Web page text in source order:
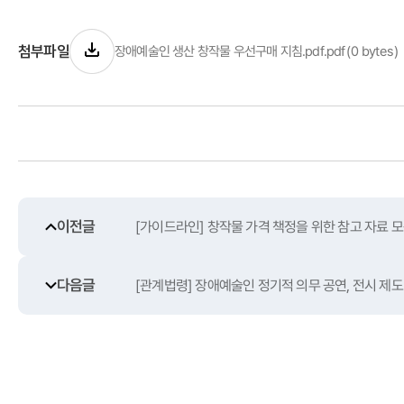
첨부파일 장애예술인 생산 창작물 우선구매 지침.pdf.pdf(0 bytes)
이전글 [가이드라인] 창작물 가격 책정을 위한 참고 자료
다음글 [관계법령] 장애예술인 정기적 의무 공연, 전시 제도